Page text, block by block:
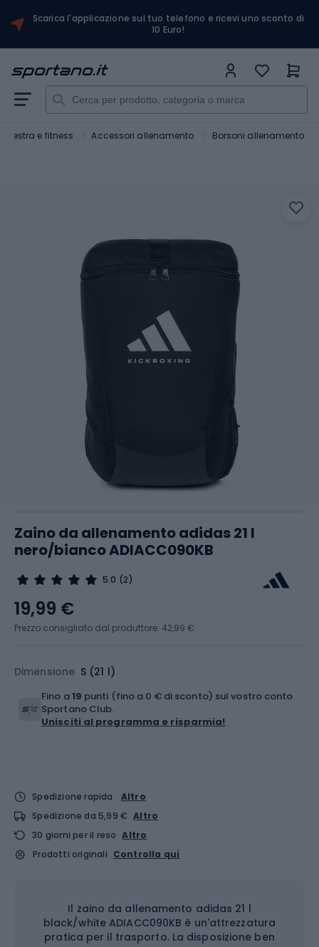
Scarica l'applicazione sul tuo telefono e ricevi uno sconto di
10 Euro!
Palestra e fitness Accessori allenamento Borsoni allenamento
Zaino da allenamento adidas 21 l
nero/bianco ADIACC090KB
5.0 (2)
Dimensione S (21 l)
19,99 €
Prezzo consigliato dal produttore: 42,99 €
Fino a19 punti (fino a 0 € di sconto) sul vostro conto
Sportano Club.
Unisciti al programma e risparmia!
Spedizione rapida
Altro
Spedizione da 5,99 € Altro
30 giorni per il reso Altro
Prodotti originali Controlla qui
Il zaino da allenamento adidas 21 l
black/white ADIACC090KB è un'attrezzatura
pratica per il trasporto. La disposizione ben